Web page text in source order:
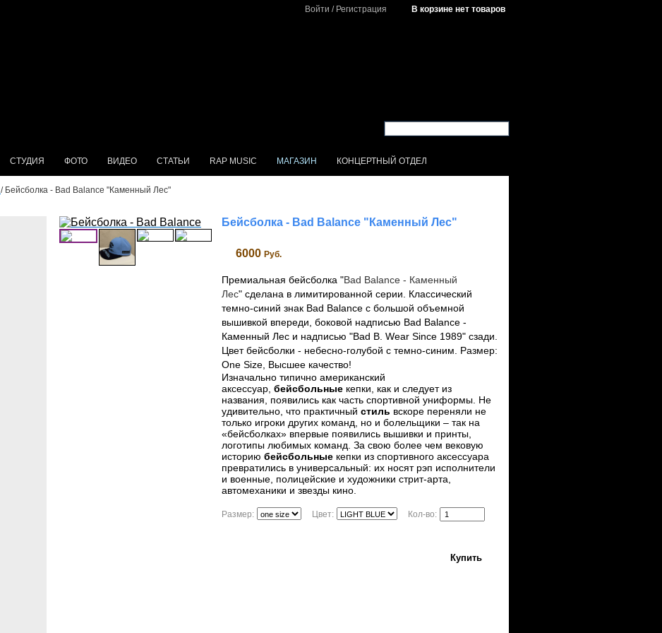
Войти / Регистрация В корзине нет товаров
СТУДИЯ ФОТО ВИДЕО СТАТЬИ RAP MUSIC МАГАЗИН
КОНЦЕРТНЫЙ ОТДЕЛ
/ Бейсболка - Bad Balance "Каменный Лес"
Бейсболка - Bad Balance "Каменный Лес"
6000 Pуб.
Премиальная бейсболка "Bad Balance - Каменный
Лес" сделана в лимитированной серии. Классический
темно-синий знак Bad Balance с большой объемной
вышивкой впереди, боковой надписью Bad Balance -
Каменный Лес и надписью "Bad B. Wear Since 1989" сзади.
Цвет бейсболки - небесно-голубой с темно-синим. Размер:
One Size, Высшее качество!
Изначально типично американский
аксессуар, бейсбольные кепки, как и следует из
названия, появились как часть спортивной униформы. Не
удивительно, что практичный стиль вскоре переняли не
только игроки других команд, но и болельщики – так на
«бейсболках» впервые появились вышивки и принты,
логотипы любимых команд. За свою более чем вековую
историю бейсбольные кепки из спортивного аксессуара
превратились в универсальный: их носят рэп исполнители
и военные, полицейские и художники стрит-арта,
автомеханики и звезды кино.
Размер: Цвет: Кол-во:
Купить